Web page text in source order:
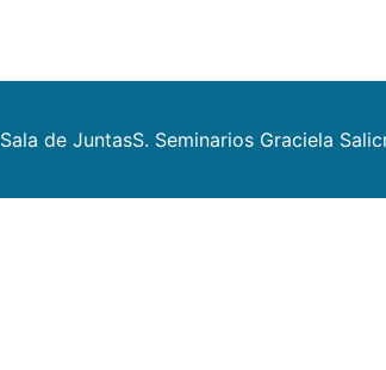
Sala de JuntasS. Seminarios Graciela